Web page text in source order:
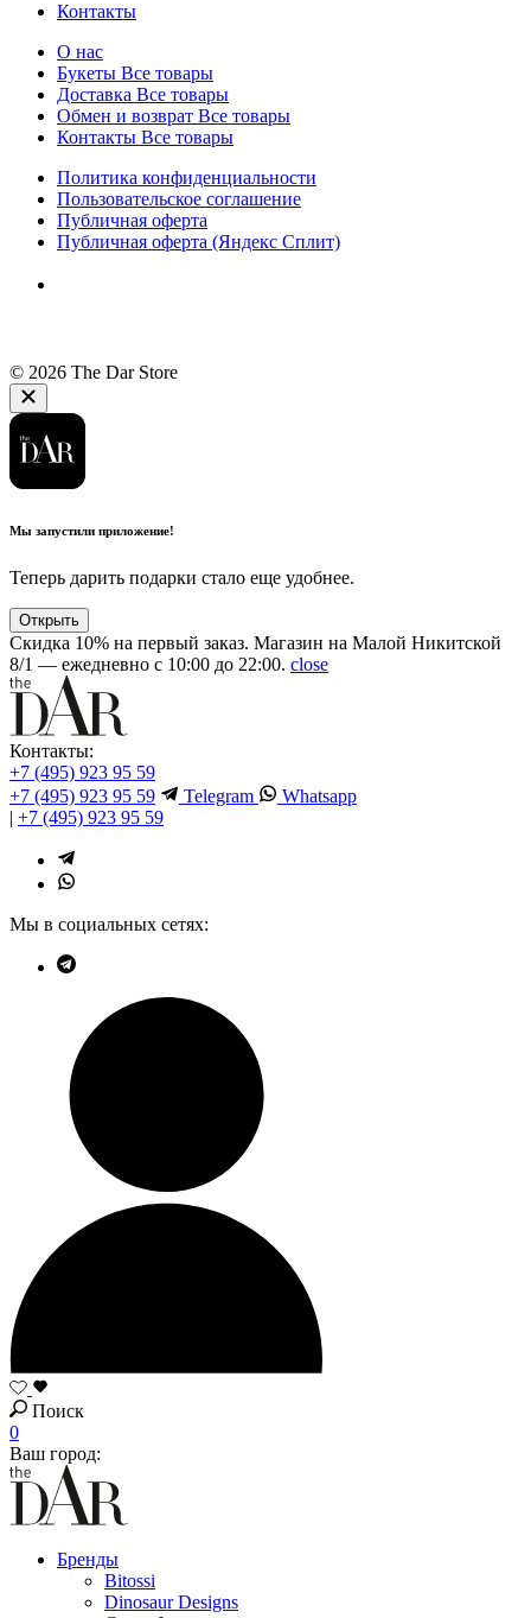
Контакты
О нас
Букеты Все товары
Доставка Все товары
Обмен и возврат Все товары
Контакты Все товары
Политика конфиденциальности
Пользовательское соглашение
Публичная оферта
Публичная оферта (Яндекс Сплит)
© 2026 The Dar Store
Мы запустили приложение!
Теперь дарить подарки стало еще удобнее.
Открыть
Скидка 10% на первый заказ. Магазин на Малой Никитской
8/1 — ежедневно с 10:00 до 22:00. close
Контакты:
+7 (495) 923 95 59
+7 (495) 923 95 59
Telegram
Whatsapp
| +7 (495) 923 95 59
Мы в социальных сетях:
Поиск
0
Ваш город:
Бренды
Bitossi
Dinosaur Designs